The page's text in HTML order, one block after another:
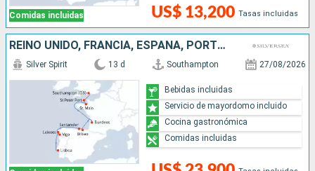
Comidas incluidas US$ 13,200 Tasas incluidas
REINO UNIDO, FRANCIA, ESPAÑA, PORTUGAL
Silver Spirit 13 d Southampton 27/08/2026
Bebidas incluidas
Servicio de mayordomo incluido
Cocina gastronómica
Comidas incluidas